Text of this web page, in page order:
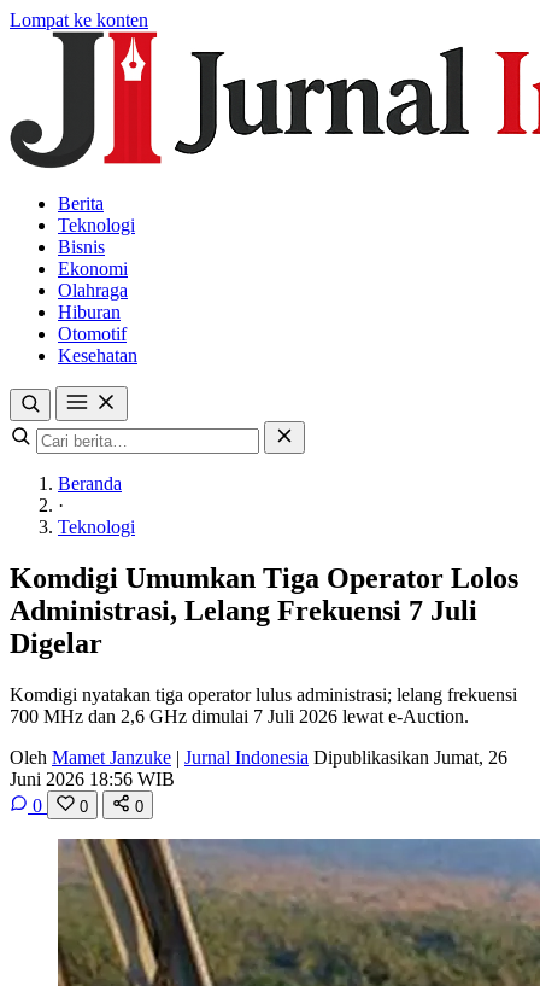
Lompat ke konten
Berita
Teknologi
Bisnis
Ekonomi
Olahraga
Hiburan
Otomotif
Kesehatan
Beranda
·
Teknologi
Komdigi Umumkan Tiga Operator Lolos
Administrasi, Lelang Frekuensi 7 Juli
Digelar
Komdigi nyatakan tiga operator lulus administrasi; lelang frekuensi
700 MHz dan 2,6 GHz dimulai 7 Juli 2026 lewat e-Auction.
Oleh Mamet Janzuke | Jurnal Indonesia Dipublikasikan Jumat, 26
Juni 2026 18:56 WIB
0
0 0